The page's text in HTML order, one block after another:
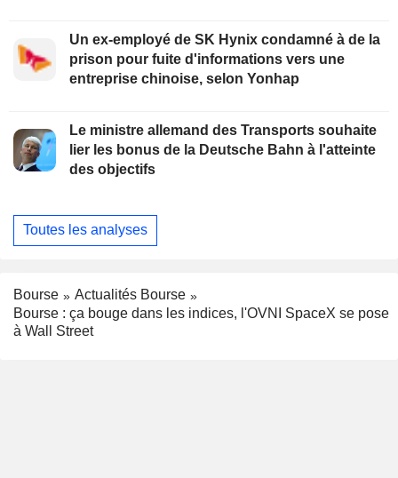
Un ex-employé de SK Hynix condamné à de la
prison pour fuite d'informations vers une
entreprise chinoise, selon Yonhap
Le ministre allemand des Transports souhaite
lier les bonus de la Deutsche Bahn à l'atteinte
des objectifs
Toutes les analyses
Bourse
Actualités Bourse
Bourse : ça bouge dans les indices, l'OVNI SpaceX se pose
à Wall Street